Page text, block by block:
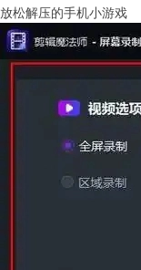
放松解压的手机小游戏